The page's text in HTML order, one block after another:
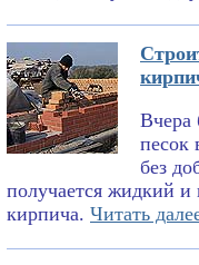
Вчера
песок
без
получается жидкий и
кирпича. Читать